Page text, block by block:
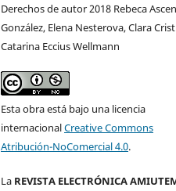
Derechos de autor 2018 Rebeca
González, Elena Nesterova, Clara
Catarina Eccius Wellmann
Esta obra está bajo una licencia
internacionalCreative Commons
Atribución-NoComercial 4.0.
La REVISTA ELECTRÓNICA